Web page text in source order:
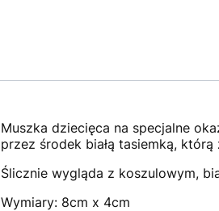
Muszka dziecięca na specjalne
przez środek białą tasiemką, którą
Ślicznie wygląda z koszulowym,
Wymiary: 8cm x 4cm